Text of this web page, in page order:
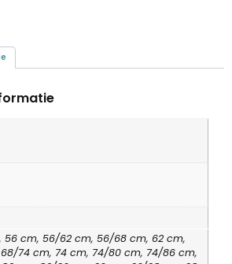
56 cm, 56/62 cm, 56/68 cm, 62 cm,
74 cm, 74 cm, 74/80 cm, 74/86 cm,